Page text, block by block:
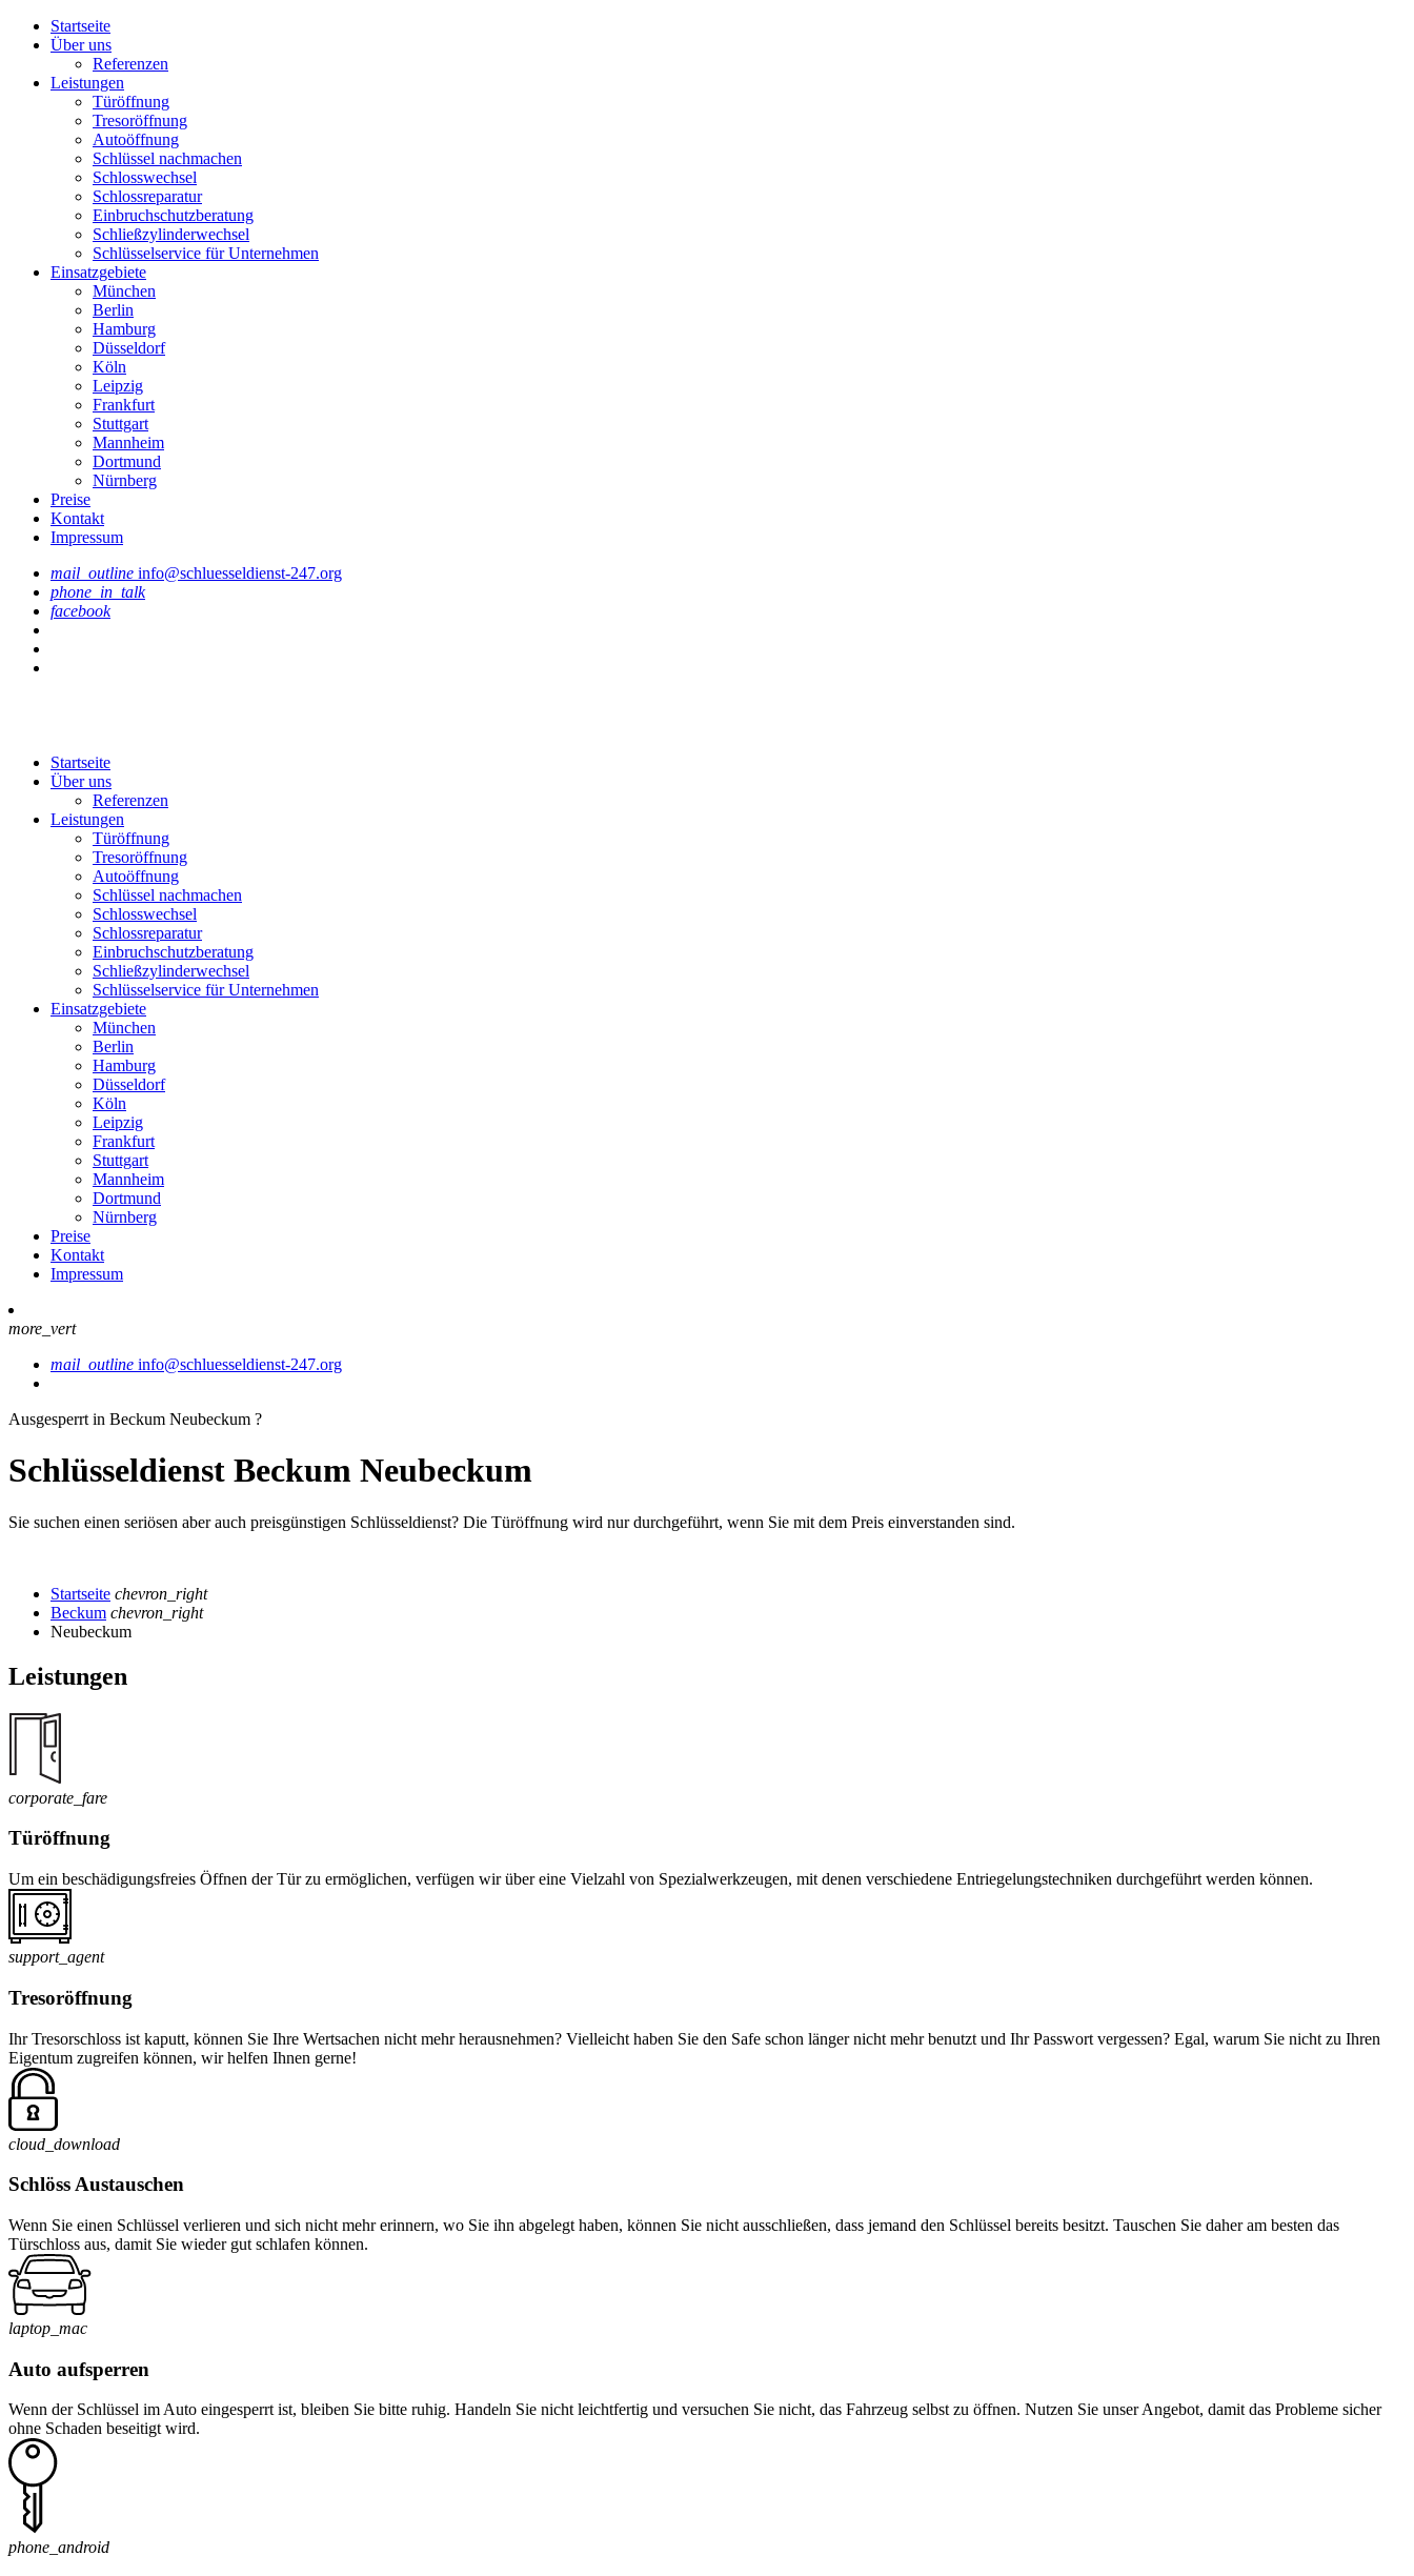
Startseite
Über uns
Referenzen
Leistungen
Türöffnung
Tresoröffnung
Аutoöffnung
Schlüssel nachmachen
Schlosswechsel
Schlossreparatur
Einbruchschutzberatung
Schließzylinderwechsel
Schlüsselservice für Unternehmen
Einsatzgebiete
München
Berlin
Hamburg
Düsseldorf
Köln
Leipzig
Frankfurt
Stuttgart
Mannheim
Dortmund
Nürnberg
Preise
Kontakt
Impressum
mail_outline info@schluesseldienst-247.org
phone_in_talk
facebook
Startseite
Über uns
Referenzen
Leistungen
Türöffnung
Tresoröffnung
Аutoöffnung
Schlüssel nachmachen
Schlosswechsel
Schlossreparatur
Einbruchschutzberatung
Schließzylinderwechsel
Schlüsselservice für Unternehmen
Einsatzgebiete
München
Berlin
Hamburg
Düsseldorf
Köln
Leipzig
Frankfurt
Stuttgart
Mannheim
Dortmund
Nürnberg
Preise
Kontakt
Impressum
more_vert
mail_outline info@schluesseldienst-247.org
Ausgesperrt in Beckum Neubeckum ?
Schlüsseldienst Beckum Neubeckum
Sie suchen einen seriösen aber auch preisgünstigen Schlüsseldienst? Die Türöffnung wird nur durchgeführt, wenn Sie mit dem Preis einverstanden sind.
Startseite chevron_right
Beckum chevron_right
Neubeckum
Leistungen
corporate_fare
Türöffnung
Um ein beschädigungsfreies Öffnen der Tür zu ermöglichen, verfügen wir über eine Vielzahl von Spezialwerkzeugen, mit denen verschiedene Entriegelungstechniken durchgeführt werden können.
support_agent
Tresoröffnung
Ihr Tresorschloss ist kaputt, können Sie Ihre Wertsachen nicht mehr herausnehmen? Vielleicht haben Sie den Safe schon länger nicht mehr benutzt und Ihr Passwort vergessen? Egal, warum Sie nicht zu Ihren
Eigentum zugreifen können, wir helfen Ihnen gerne!
cloud_download
Schlöss Austauschen
Wenn Sie einen Schlüssel verlieren und sich nicht mehr erinnern, wo Sie ihn abgelegt haben, können Sie nicht ausschließen, dass jemand den Schlüssel bereits besitzt. Tauschen Sie daher am besten das
Türschloss aus, damit Sie wieder gut schlafen können.
laptop_mac
Auto aufsperren
Wenn der Schlüssel im Auto eingesperrt ist, bleiben Sie bitte ruhig. Handeln Sie nicht leichtfertig und versuchen Sie nicht, das Fahrzeug selbst zu öffnen. Nutzen Sie unser Angebot, damit das Probleme sicher
ohne Schaden beseitigt wird.
phone_android